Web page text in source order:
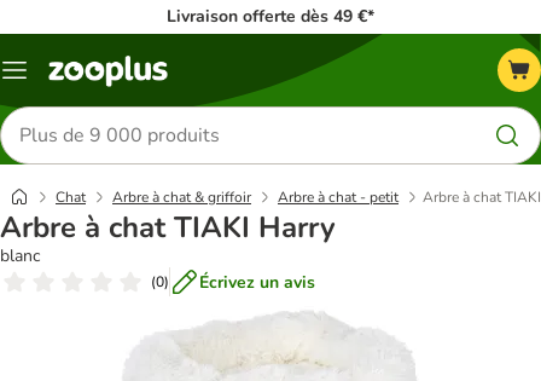
Livraison offerte dès 49 €*
Menu
Rechercher
des
produits
Chat Arbre à chat & griffoir Arbre à chat - petit Arbre à chat
Arbre à chat TIAKI Harry
blanc
(0) Écrivez un avis